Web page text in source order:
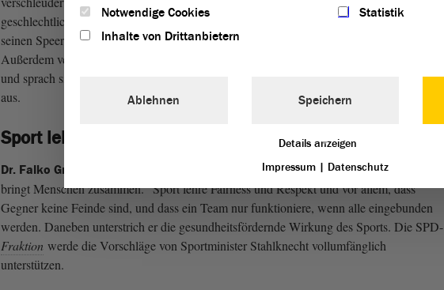
geschlechtliche Disziplinen geben soll? Oder ob jemand glaube, dass ein Spitzensportler
seinen Speer weiter werfe, nur weil eine Frau im Vorstand eines Gremiums sitze?
Außerdem verwies der AfD-Abgeordnete ausführlich auf die Bedeutung des Schulsports
und sprach sich für eine Verdopplung der Unterrichtszeiten von zwei auf vier Stunden
aus.
Sport lehrt Fairness und Respekt
Dr. Falko Grube (SPD)
erklärte: „Der Sport ist sozialer Kitt für unsere Gesellschaft, er
bringt Menschen zusammen.“ Sport lehre Fairness und Respekt und vor allem, dass
Gegner keine Feinde sind, und dass ein Team nur funktioniere, wenn alle eingebunden
werden. Daneben unterstrich er die gesundheitsfördernde Wirkung des Sports. Die SPD-
Fraktion werde die Vorschläge von Sportminister Stahlknecht vollumfänglich
unterstützen.
Notwendige Cookies
Statistik
Inhalte von Drittanbietern
Ablehnen Speichern
Details anzeigen
Impressum | Datenschutz